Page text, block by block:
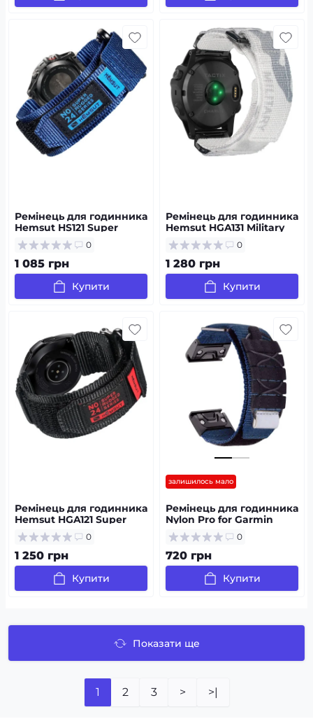
Ремінець для годинника
Hemsut HS121 Super
Strong Nylon Garmin
Blue 22 mm
0
1 085 грн
Купити
Ремінець для годинника
Hemsut HGA131 Military
nylon strap with Velcro
Garmin Camo White 20
mm
0
1 280 грн
Купити
Ремінець для годинника
Hemsut HGA121 Super
Strong Nylon Black 20
mm
0
1 250 грн
Купити
залишилось мало
Ремінець для годинника
Nylon Pro for Garmin
Blue 22 мм
0
720 грн
Купити
Показати ще
1 2 3 > >|